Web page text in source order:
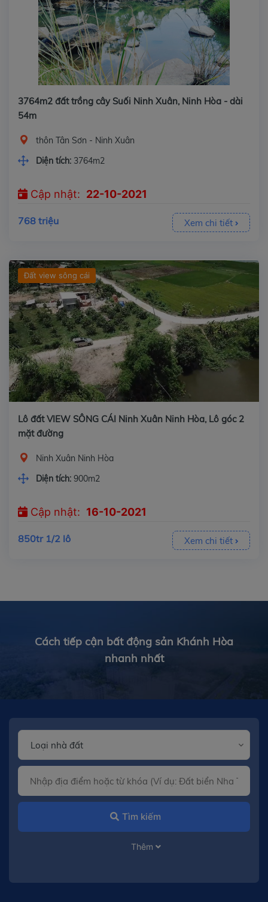
3764m2 đất trồng cây Suối Ninh Xuân, Ninh Hòa - dài
54m
thôn Tân Sơn - Ninh Xuân
Diện tích: 3764m2
Cập nhật: 22-10-2021
768 triệu Xem chi tiết
Đất view sông cái
Lô đất VIEW SÔNG CÁI Ninh Xuân Ninh Hòa, Lô góc 2
mặt đường
Ninh Xuân Ninh Hòa
Diện tích: 900m2
Cập nhật: 16-10-2021
850tr 1/2 lô Xem chi tiết
Cách tiếp cận bất động sản Khánh Hòa
nhanh nhất
Tìm kiếm
Thêm